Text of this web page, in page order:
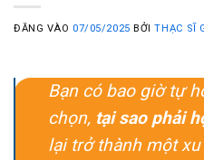
ĐĂNG VÀO 07/05/2025 BỞITHẠC SĨ
Bạn có bao giờ tự
chọn, tại sao phải
lại trở thành một